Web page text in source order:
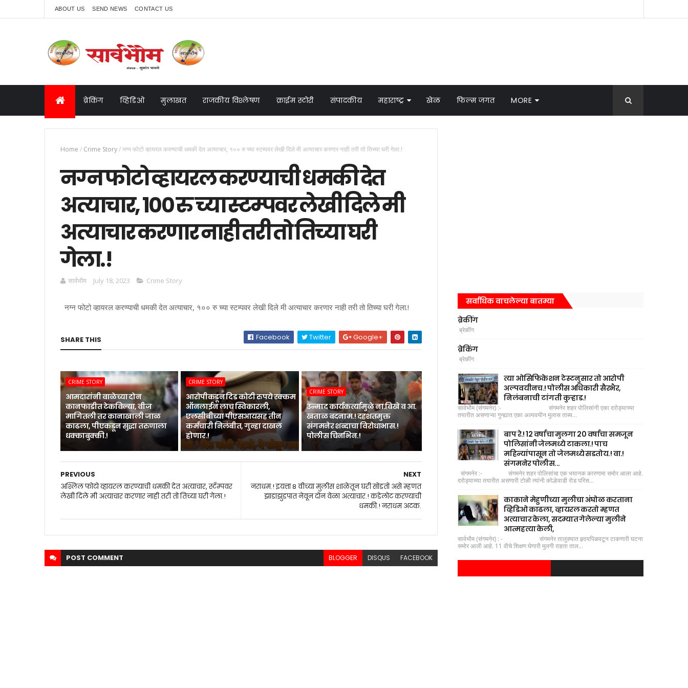
ABOUT US SEND NEWS CONTACT US
ब्रेकिंग व्हिडिओ मुलाखत राजकीय विश्लेषण क्राईम स्टोरी संपादकीय महाराष्ट्र खेळ फिल्म जगत MORE
Home / Crime Story/नग्न फोटो व्हायरल करण्याची धमकी देत अत्याचार, १०० रु च्या स्टम्पवर लेखी दिले मी अत्याचार करणार नाही तरी तो तिच्या घरी गेला.!
नग्न फोटो व्हायरल करण्याची धमकी देत
अत्याचार, १०० रु च्या स्टम्पवर लेखी दिले मी
अत्याचार करणार नाही तरी तो तिच्या घरी
गेला.!
सार्वभाैम July 18, 2023 Crime Story
नग्न फोटो व्हायरल करण्याची धमकी देत अत्याचार, १०० रु च्या स्टम्पवर लेखी दिले मी अत्याचार करणार नाही तरी तो तिच्या घरी गेला.!
SHARE THIS Facebook Twitter Google+
CRIME STORY
आमदारांनी वाळेच्या दोन
कानफाडीत टेकविल्या, वीज
मागितली तर कानाखाली जाळ
काढला, पीएकडून सुद्धा तरुणाला
धक्काबुक्की.!
CRIME STORY
आरोपीकडून दिड कोटी रुपये रक्कम
ऑनलाईन लाच स्विकारली,
एलसीबीच्या पीएसआयसह तीन
कर्मचारी निलंबीत, गुन्हा दाखल
होणार.!
CRIME STORY
उन्माद कार्यकर्त्यांमुळे ना.विखे व आ.
खताळ बदनाम.! दहशतमुक्त
संगमनेर शब्दाचा विरोधाभास.!
पोलीस चिनभिन.!
NEXT
नराधम.! इयत्ता 8 वीच्या मुलीस शाळेतून घरी सोडतो असे म्हणत
झाडाझुडपात नेवून दोन वेळा अत्याचार.! कडेलोट करण्याची
धमकी.! नराधम अटक.
PREVIOUS
अश्लिल फोटो व्हायरल करण्याची धमकी देत अत्याचार, स्टँम्पवर
लेखी दिले मी अत्याचार करणार नाही तरी तो तिच्या घरी गेला.!
POST COMMENT BLOGGER DISQUS FACEBOOK
सर्वाधिक वाचलेल्या बातम्या
ब्रेकींग
ब्रेकींग
ब्रेकिंग
ब्रेकींग
त्या ओसिफिकेशन टेस्टनुसार तो आरोपी
अल्पवयीनच.! पोलीस अधिकारी सैरभैर,
निलंबनाची टांगती कुऱ्हाड.!
सार्वभौम (संगमनेर) :- संगमनेर शहर पोलिसांनी एका दरोड्याच्या
तयारीत असणाऱ्या गुन्ह्यात एका अल्पवयीन मुलास ताब्य...
बाप रे.! 12 वर्षाचा मुलगा 20 वर्षाचा समजून
पोलिसांनी जेलमध्ये टाकला.! पाच
महिन्यांपासून तो जेलमध्ये सडतोय.! वा.!
संगमनेर पोलीस...
संगमनेर :- संगमनेर शहर पोलिसांचा एक भयानक कारणामा समोर आला आहे.
दरोड्याच्या तयारीत असणारी टोळी त्यांनी कोल्हेवाडी रोड परिस...
काकाने मेहुणीच्या मुलीचा अंघोळ करताना
व्हिडिओ काढला, व्हायरल करतो म्हणत
अत्याचार केला, सदम्यात गेलेल्या मुलीने
आत्महत्या केली,
सार्वभौम (संगमनेर) : - संगमनेर तालुक्यात हृदयपिळवटून टाकणारी घटना
समोर आली आहे. 11 वीचे शिक्षण घेणारी मुलगी राहता ताल...